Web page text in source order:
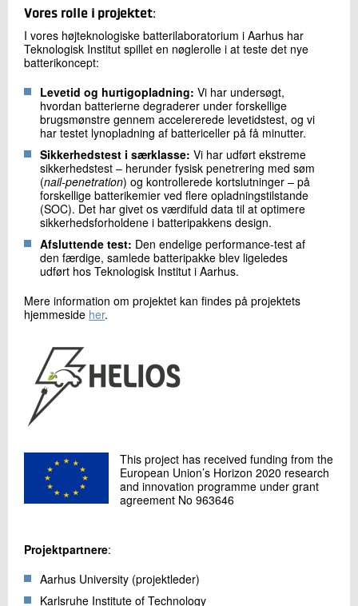
Vores rolle i projektet:
I vores højteknologiske batterilaboratorium i Aarhus har
Teknologisk Institut spillet en nøglerolle i at teste det nye
batterikoncept:
Levetid og hurtigopladning: Vi har undersøgt,
hvordan batterierne degraderer under forskellige
brugsmønstre gennem accelererede levetidstest, og vi
har testet lynopladning af battericeller på få minutter.
Sikkerhedstest i særklasse: Vi har udført ekstreme
sikkerhedstest – herunder fysisk penetrering med søm
(nail-penetration) og kontrollerede kortslutninger – på
forskellige batterikemier ved flere opladningstilstande
(SOC). Det har givet os værdifuld data til at optimere
sikkerhedsforholdene i batteripakkens design.
Afsluttende test: Den endelige performance-test af
den færdige, samlede batteripakke blev ligeledes
udført hos Teknologisk Institut i Aarhus.
Mere information om projektet kan findes på projektets
hjemmeside her.
This project has received funding from the
European Union’s Horizon 2020 research
and innovation programme under grant
agreement No 963646
Projektpartnere:
Aarhus University (projektleder)
Karlsruhe Institute of Technology